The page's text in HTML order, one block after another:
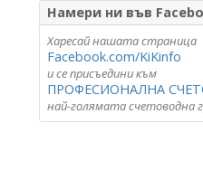
Намери ни във
Харесай нашата страница
Facebook.com/KiKinfo
и се присъедини към
ПРОФЕСИОНАЛНА
най-голямата счетоводна